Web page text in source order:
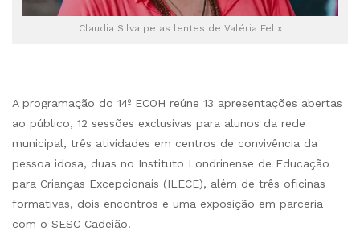
Claudia Silva pelas lentes de Valéria Felix
A programação do 14º ECOH reúne 13 apresentações abertas
ao público, 12 sessões exclusivas para alunos da rede
municipal, três atividades em centros de convivência da
pessoa idosa, duas no Instituto Londrinense de Educação
para Crianças Excepcionais (ILECE), além de três oficinas
formativas, dois encontros e uma exposição em parceria
com o SESC Cadeião.